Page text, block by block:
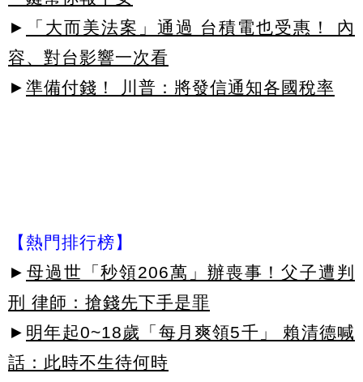
►
「大而美法案」通過 台積電也受惠！ 內
容、對台影響一次看
► 準備付錢！ 川普：將發信通知各國稅率
【熱門排行榜】
► 母過世「秒領206萬」辦喪事！父子遭判
刑 律師：搶錢先下手是罪
► 明年起0~18歲「每月爽領5千」 賴清德喊
話：此時不生待何時